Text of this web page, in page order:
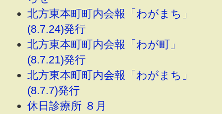
北方東本町町内会報「わがまち」
(8.7.24)発行
北方東本町町内会報「わが町」
(8.7.21)発行
北方東本町町内会報「わがまち」
(8.7.7)発行
休日診療所 ８月